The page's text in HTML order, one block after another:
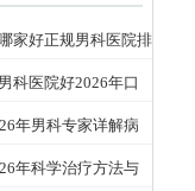
家好正规男科医院排
科医院好2026年口
年男科专家详解病
年科学治疗方法与